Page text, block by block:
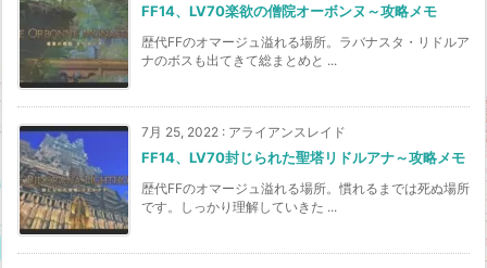
FF14、LV70楽欲の僧院オーボンヌ～攻略メモ
歴代FFのオマージュ溢れる場所。ラバナスタ・リドルア
ナのボスも出てきて総まとめと ...
7月 25, 2022 : アライアンスレイド
FF14、LV70封じられた聖塔リドルアナ～攻略メモ
歴代FFのオマージュ溢れる場所。慣れるまでは死ぬ場所
です。しっかり理解していきた ...